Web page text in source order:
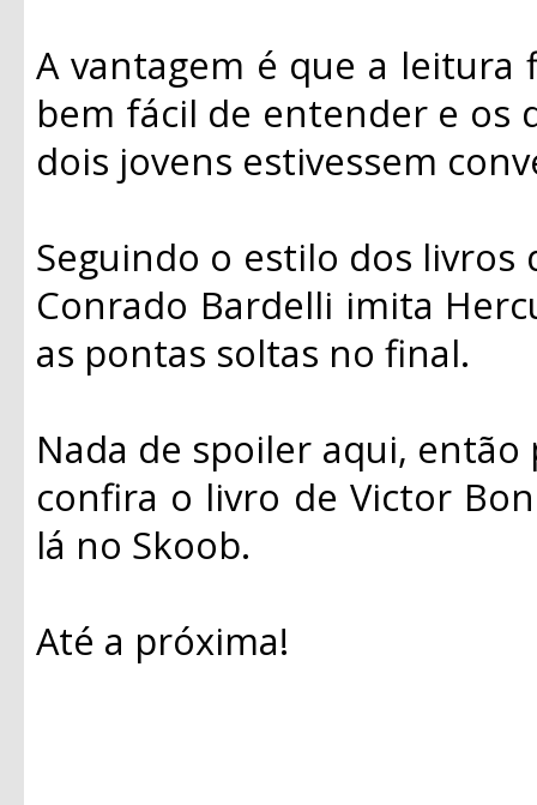
A vantagem é que a
bem fácil de entender e os
dois jovens estivessem
Seguindo o estilo dos
Conrado Bardelli imita
as pontas soltas no final.
Nada de spoiler aqui,
confira o livro de Victor
lá no Skoob.
Até a próxima!